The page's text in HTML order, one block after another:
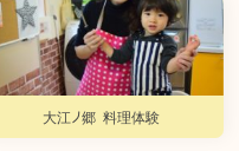
大江ノ郷 料理体験